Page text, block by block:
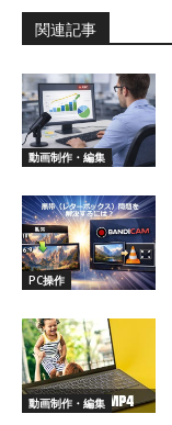
関連記事
動画制作・編集
PC操作
動画制作・編集